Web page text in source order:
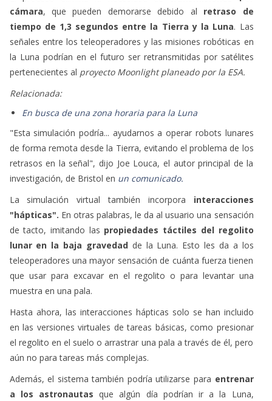
cámara, que pueden demorarse debido al retraso de
tiempo de 1,3 segundos entre la Tierra y la Luna. Las
señales entre los teleoperadores y las misiones robóticas en
la Luna podrían en el futuro ser retransmitidas por satélites
pertenecientes al proyecto Moonlight planeado por la ESA.
Relacionada:
En busca de una zona horaria para la Luna
"Esta simulación podría... ayudarnos a operar robots lunares
de forma remota desde la Tierra, evitando el problema de los
retrasos en la señal", dijo Joe Louca, el autor principal de la
investigación, de Bristol en un comunicado.
La simulación virtual también incorpora interacciones
"hápticas". En otras palabras, le da al usuario una sensación
de tacto, imitando las propiedades táctiles del regolito
lunar en la baja gravedadde la Luna. Esto les da a los
teleoperadores una mayor sensación de cuánta fuerza tienen
que usar para excavar en el regolito o para levantar una
muestra en una pala.
Hasta ahora, las interacciones hápticas solo se han incluido
en las versiones virtuales de tareas básicas, como presionar
el regolito en el suelo o arrastrar una pala a través de él, pero
aún no para tareas más complejas.
Además, el sistema también podría utilizarse para entrenar
a los astronautas que algún día podrían ir a la Luna,